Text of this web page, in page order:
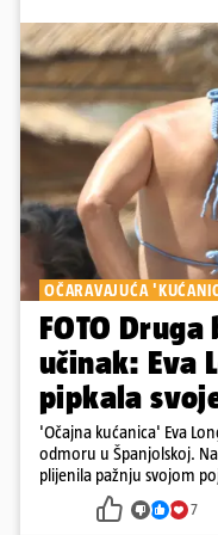
OČARAVAJUĆA
FOTO
učinak: Eva
pipkala
'Očajna kućanica' Eva
odmoru u Španjolskoj.
plijenila pažnju svojom
7